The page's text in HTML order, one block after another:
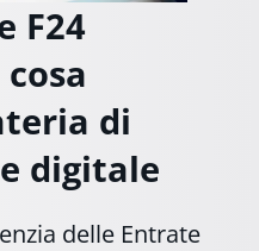
F24
di
digitale
delle Entrate